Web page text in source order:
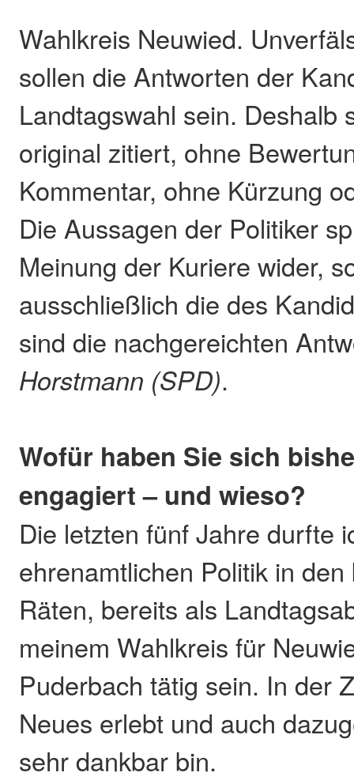
Wahlkreis Neuwied.
sollen die Antworten der
Landtagswahl sein. Deshalb
original zitiert, ohne
Kommentar, ohne Kürzung
Die Aussagen der Politiker
Meinung der Kuriere wider,
ausschließlich die des
sind die nachgereichten
Horstmann (SPD).
Wofür haben Sie sich
engagiert – und wieso?
Die letzten fünf Jahre durfte
ehrenamtlichen Politik in
Räten, bereits als
meinem Wahlkreis für
Puderbach tätig sein. In der
Neues erlebt und auch
sehr dankbar bin.